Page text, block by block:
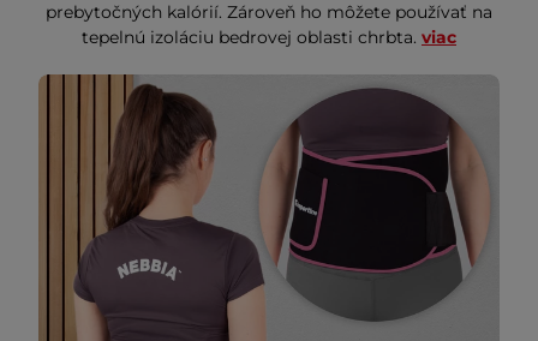
prebytočných kalórií. Zároveň ho môžete používať na
tepelnú izoláciu bedrovej oblasti chrbta. viac